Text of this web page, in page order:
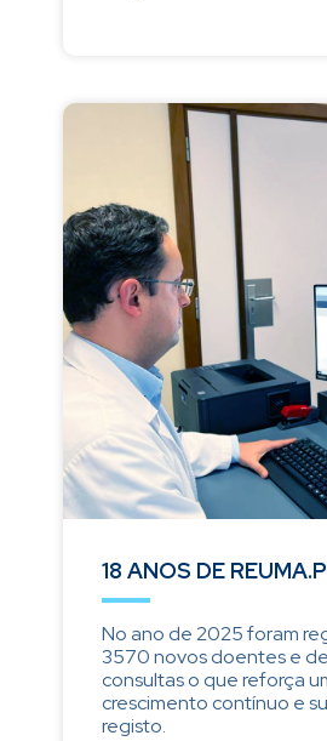
18 ANOS DE
No ano de 2025 foram
3570 novos doentes e de
consultas o que reforça
crescimento contínuo e
registo.